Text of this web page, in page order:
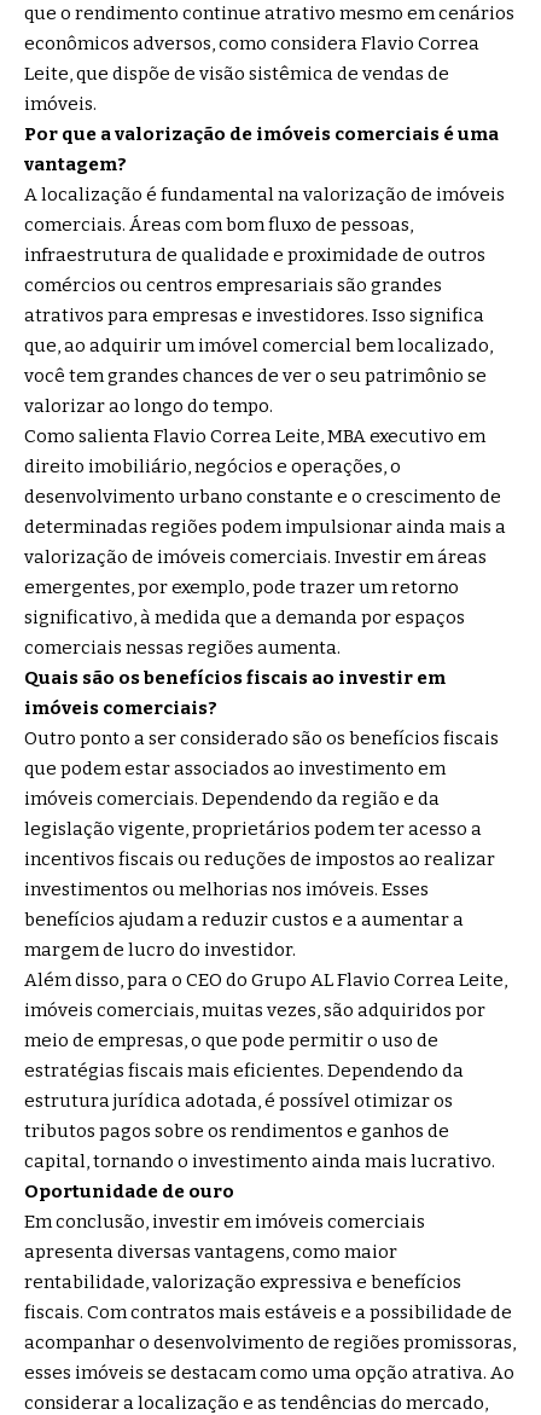
que o rendimento continue atrativo mesmo em cenários
econômicos adversos, como considera Flavio Correa
Leite, que dispõe de visão sistêmica de vendas de
imóveis.
Por que a valorização de imóveis comerciais é uma
vantagem?
A localização é fundamental na valorização de imóveis
comerciais. Áreas com bom fluxo de pessoas,
infraestrutura de qualidade e proximidade de outros
comércios ou centros empresariais são grandes
atrativos para empresas e investidores. Isso significa
que, ao adquirir um imóvel comercial bem localizado,
você tem grandes chances de ver o seu patrimônio se
valorizar ao longo do tempo.
Como salienta Flavio Correa Leite, MBA executivo em
direito imobiliário, negócios e operações, o
desenvolvimento urbano constante e o crescimento de
determinadas regiões podem impulsionar ainda mais a
valorização de imóveis comerciais. Investir em áreas
emergentes, por exemplo, pode trazer um retorno
significativo, à medida que a demanda por espaços
comerciais nessas regiões aumenta.
Quais são os benefícios fiscais ao investir em
imóveis comerciais?
Outro ponto a ser considerado são os benefícios fiscais
que podem estar associados ao investimento em
imóveis comerciais. Dependendo da região e da
legislação vigente, proprietários podem ter acesso a
incentivos fiscais ou reduções de impostos ao realizar
investimentos ou melhorias nos imóveis. Esses
benefícios ajudam a reduzir custos e a aumentar a
margem de lucro do investidor.
Além disso, para o CEO do Grupo AL Flavio Correa Leite,
imóveis comerciais, muitas vezes, são adquiridos por
meio de empresas, o que pode permitir o uso de
estratégias fiscais mais eficientes. Dependendo da
estrutura jurídica adotada, é possível otimizar os
tributos pagos sobre os rendimentos e ganhos de
capital, tornando o investimento ainda mais lucrativo.
Oportunidade de ouro
Em conclusão, investir em imóveis comerciais
apresenta diversas vantagens, como maior
rentabilidade, valorização expressiva e benefícios
fiscais. Com contratos mais estáveis e a possibilidade de
acompanhar o desenvolvimento de regiões promissoras,
esses imóveis se destacam como uma opção atrativa. Ao
considerar a localização e as tendências do mercado,